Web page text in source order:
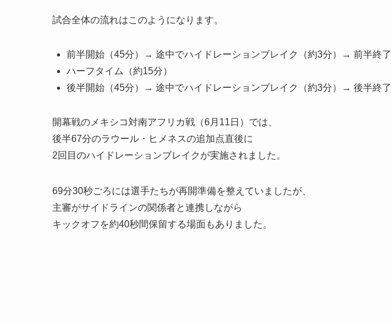
試合全体の流れはこのようになります。
前半開始（45分）→ 途中でハイドレーションブレイク（約3分）→ 前半終了
ハーフタイム（約15分）
後半開始（45分）→ 途中でハイドレーションブレイク（約3分）→ 後半終了
開幕戦のメキシコ対南アフリカ戦（6月11日）では、
後半67分のラウール・ヒメネスの追加点直後に
2回目のハイドレーションブレイクが実施されました。
69分30秒ごろには選手たちが再開準備を整えていましたが、
主審がサイドラインの関係者と連携しながら
キックオフを約40秒間保留する場面もありました。